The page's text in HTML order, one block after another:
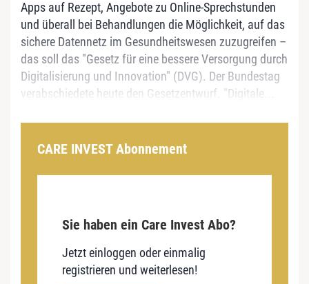
Apps auf Rezept, Angebote zu Online-Sprechstunden
und überall bei Behandlungen die Möglichkeit, auf das
sichere Datennetz im Gesundheitswesen zuzugreifen –
das soll das "Gesetz für eine bessere Versorgung durch
Digitalisierung und Innovation" (DVG). Der Bundestag
verabschiedete heute den Gesetzentwurf. "Digitale...
CARE INVEST Abonnement
Sie haben ein Care Invest Abo?
Jetzt einloggen oder einmalig
registrieren und weiterlesen!